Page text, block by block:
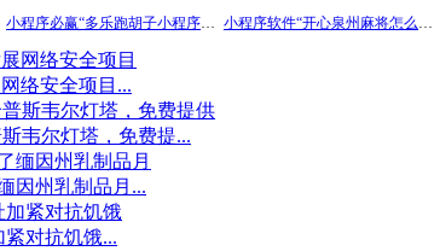
小程序必赢“多乐跑胡子小程序有挂吗”分享用挂技巧赢 小程序软件“开心泉州麻将怎么开挂”真其实确实有挂安装
络安全项目...
韦尔灯塔，免费提...
因州乳制品月...
对抗饥饿...